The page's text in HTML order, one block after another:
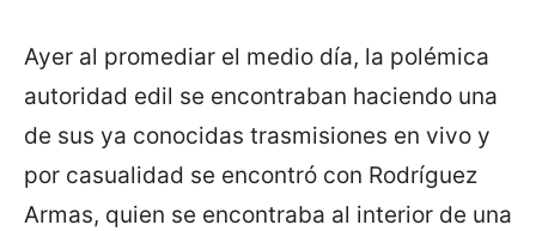
Ayer al promediar el medio día, la polémica
autoridad edil se encontraban haciendo una
de sus ya conocidas trasmisiones en vivo y
por casualidad se encontró con Rodríguez
Armas, quien se encontraba al interior de una